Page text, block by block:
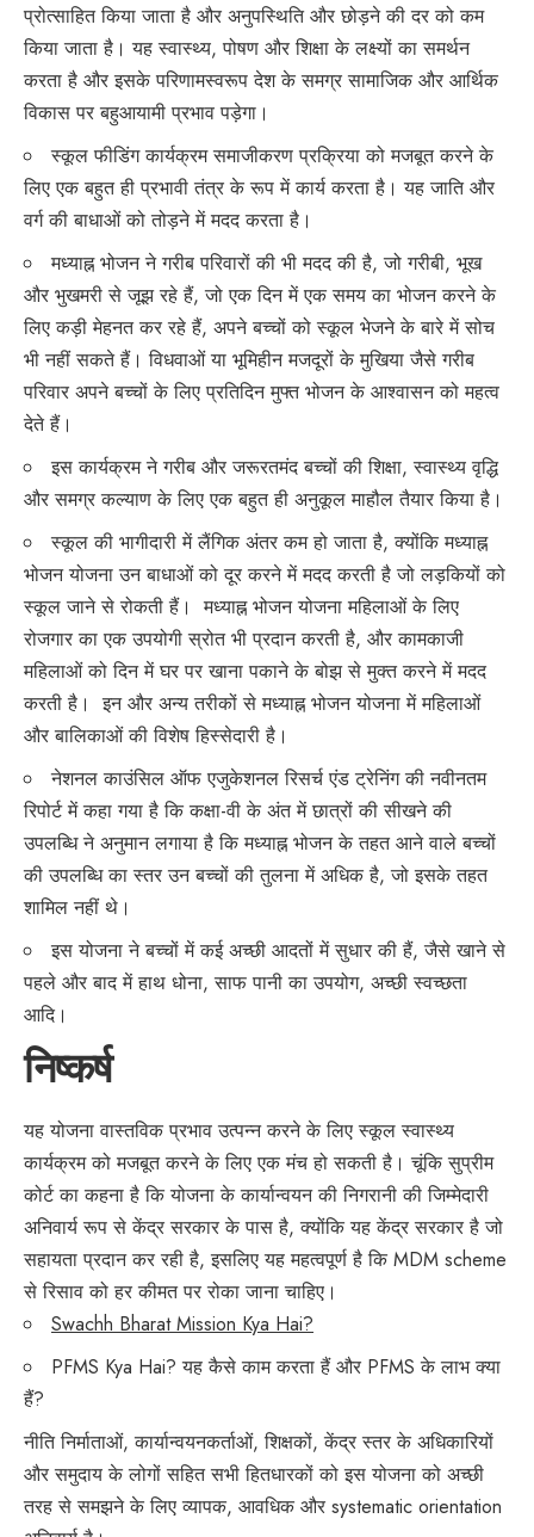
प्रोत्साहित किया जाता है और अनुपस्थिति और छोड़ने की दर को कम
किया जाता है। यह स्वास्थ्य, पोषण और शिक्षा के लक्ष्यों का समर्थन
करता है और इसके परिणामस्वरूप देश के समग्र सामाजिक और आर्थिक
विकास पर बहुआयामी प्रभाव पड़ेगा।
स्कूल फीडिंग कार्यक्रम समाजीकरण प्रक्रिया को मजबूत करने के
लिए एक बहुत ही प्रभावी तंत्र के रूप में कार्य करता है। यह जाति और
वर्ग की बाधाओं को तोड़ने में मदद करता है।
मध्याह्न भोजन ने गरीब परिवारों की भी मदद की है, जो गरीबी, भूख
और भुखमरी से जूझ रहे हैं, जो एक दिन में एक समय का भोजन करने के
लिए कड़ी मेहनत कर रहे हैं, अपने बच्चों को स्कूल भेजने के बारे में सोच
भी नहीं सकते हैं। विधवाओं या भूमिहीन मजदूरों के मुखिया जैसे गरीब
परिवार अपने बच्चों के लिए प्रतिदिन मुफ्त भोजन के आश्वासन को महत्व
देते हैं।
इस कार्यक्रम ने गरीब और जरूरतमंद बच्चों की शिक्षा, स्वास्थ्य वृद्धि
और समग्र कल्याण के लिए एक बहुत ही अनुकूल माहौल तैयार किया है।
स्कूल की भागीदारी में लैंगिक अंतर कम हो जाता है, क्योंकि मध्याह्न
भोजन योजना उन बाधाओं को दूर करने में मदद करती है जो लड़कियों को
स्कूल जाने से रोकती हैं। मध्याह्न भोजन योजना महिलाओं के लिए
रोजगार का एक उपयोगी स्रोत भी प्रदान करती है, और कामकाजी
महिलाओं को दिन में घर पर खाना पकाने के बोझ से मुक्त करने में मदद
करती है। इन और अन्य तरीकों से मध्याह्न भोजन योजना में महिलाओं
और बालिकाओं की विशेष हिस्सेदारी है।
नेशनल काउंसिल ऑफ एजुकेशनल रिसर्च एंड ट्रेनिंग की नवीनतम
रिपोर्ट में कहा गया है कि कक्षा-वी के अंत में छात्रों की सीखने की
उपलब्धि ने अनुमान लगाया है कि मध्याह्न भोजन के तहत आने वाले बच्चों
की उपलब्धि का स्तर उन बच्चों की तुलना में अधिक है, जो इसके तहत
शामिल नहीं थे।
इस योजना ने बच्चों में कई अच्छी आदतों में सुधार की हैं, जैसे खाने से
पहले और बाद में हाथ धोना, साफ पानी का उपयोग, अच्छी स्वच्छता
आदि।
निष्कर्ष
यह योजना वास्तविक प्रभाव उत्पन्न करने के लिए स्कूल स्वास्थ्य
कार्यक्रम को मजबूत करने के लिए एक मंच हो सकती है। चूंकि सुप्रीम
कोर्ट का कहना है कि योजना के कार्यान्वयन की निगरानी की जिम्मेदारी
अनिवार्य रूप से केंद्र सरकार के पास है, क्योंकि यह केंद्र सरकार है जो
सहायता प्रदान कर रही है, इसलिए यह महत्वपूर्ण है कि MDM scheme
से रिसाव को हर कीमत पर रोका जाना चाहिए।
Swachh Bharat Mission Kya Hai?
PFMS Kya Hai? यह कैसे काम करता हैं और PFMS के लाभ क्या
हैं?
नीति निर्माताओं, कार्यान्वयनकर्ताओं, शिक्षकों, केंद्र स्तर के अधिकारियों
और समुदाय के लोगों सहित सभी हितधारकों को इस योजना को अच्छी
तरह से समझने के लिए व्यापक, आवधिक और systematic orientation